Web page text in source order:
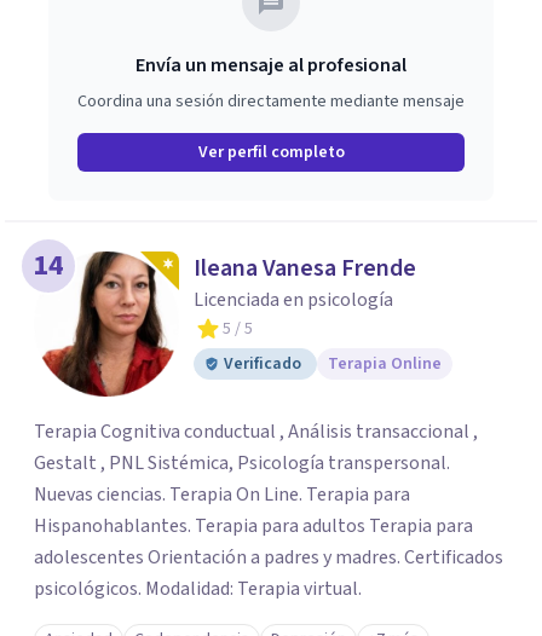
Envía un mensaje al profesional
Coordina una sesión directamente mediante mensaje
Ver perfil completo
14 Ileana Vanesa Frende
Licenciada en psicología
5 / 5
Verificado
Terapia Online
Terapia Cognitiva conductual , Análisis transaccional ,
Gestalt , PNL Sistémica, Psicología transpersonal.
Nuevas ciencias. Terapia On Line. Terapia para
Hispanohablantes. Terapia para adultos Terapia para
adolescentes Orientación a padres y madres. Certificados
psicológicos. Modalidad: Terapia virtual.